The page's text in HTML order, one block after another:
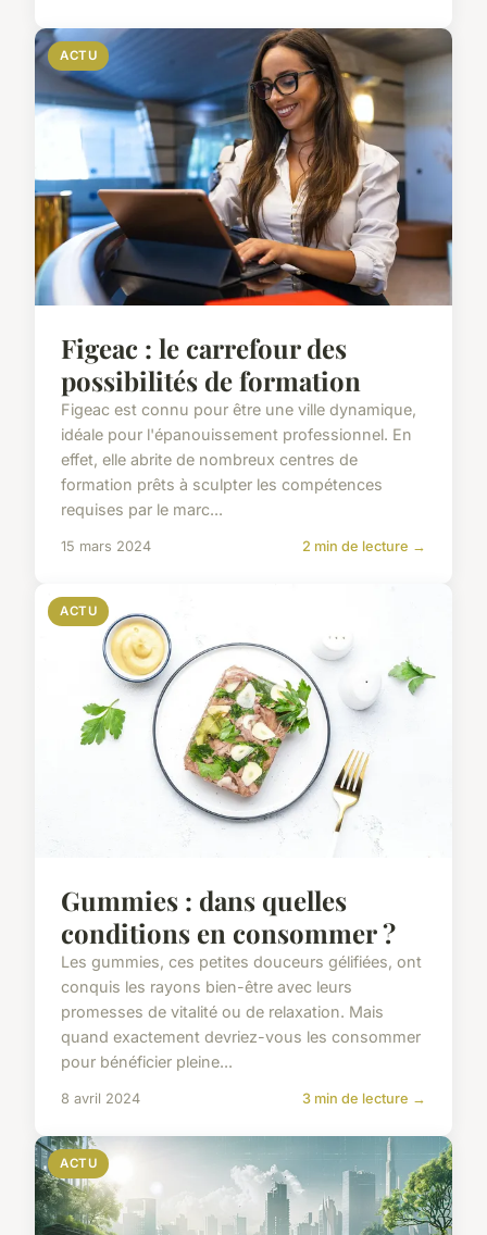
ACTU
Figeac : le carrefour des
possibilités de formation
Figeac est connu pour être une ville dynamique,
idéale pour l'épanouissement professionnel. En
effet, elle abrite de nombreux centres de
formation prêts à sculpter les compétences
requises par le marc...
15 mars 2024 2 min de lecture →
ACTU
Gummies : dans quelles
conditions en consommer ?
Les gummies, ces petites douceurs gélifiées, ont
conquis les rayons bien-être avec leurs
promesses de vitalité ou de relaxation. Mais
quand exactement devriez-vous les consommer
pour bénéficier pleine...
8 avril 2024 3 min de lecture →
ACTU